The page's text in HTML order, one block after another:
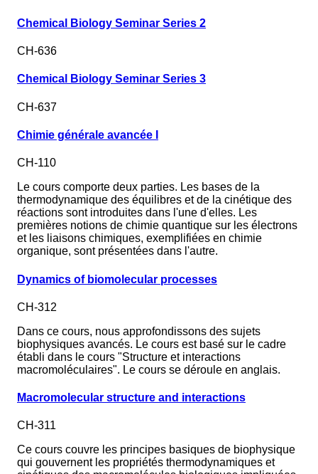
Chemical Biology Seminar Series 2
CH-636
Chemical Biology Seminar Series 3
CH-637
Chimie générale avancée I
CH-110
Le cours comporte deux parties. Les bases de la
thermodynamique des équilibres et de la cinétique des
réactions sont introduites dans l'une d'elles. Les
premières notions de chimie quantique sur les électrons
et les liaisons chimiques, exemplifiées en chimie
organique, sont présentées dans l'autre.
Dynamics of biomolecular processes
CH-312
Dans ce cours, nous approfondissons des sujets
biophysiques avancés. Le cours est basé sur le cadre
établi dans le cours "Structure et interactions
macromoléculaires". Le cours se déroule en anglais.
Macromolecular structure and interactions
CH-311
Ce cours couvre les principes basiques de biophysique
qui gouvernent les propriétés thermodynamiques et